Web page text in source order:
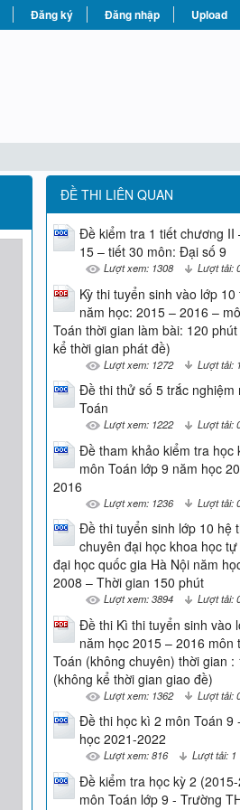
Đăng ký Đăng nhập Upload
ĐỀ THI LIÊN QUAN
Đề kiểm tra 1 tiết chương II
15 – tiết 30 môn: Đại số 9
Lượt xem: 1308 Lượt tải:
Kỳ thi tuyển sinh vào lớp 10
năm học: 2015 – 2016 –
Toán thời gian làm bài: 120
kể thời gian phát đề)
Lượt xem: 1272 Lượt tải: 1
Đề thi thử số 5 trắc nghiệm
Toán
Lượt xem: 1222 Lượt tải:
Đề tham khảo kiểm tra học
môn Toán lớp 9 năm học
2016
Lượt xem: 1236 Lượt tải:
Đề thi tuyển sinh lớp 10 hệ
chuyên đại học khoa học
đại học quốc gia Hà Nội năm
2008 – Thời gian 150 phút
Lượt xem: 3894 Lượt tải:
Đề thi Kì thi tuyển sinh vào
năm học 2015 – 2016 môn
Toán (không chuyên) thời gian :
(không kể thời gian giao đề)
Lượt xem: 1362 Lượt tải:
Đề thi học kì 2 môn Toán 9
học 2021-2022
Lượt xem: 816 Lượt tải: 1
Đề kiểm tra học kỳ 2
môn Toán lớp 9 - Trường